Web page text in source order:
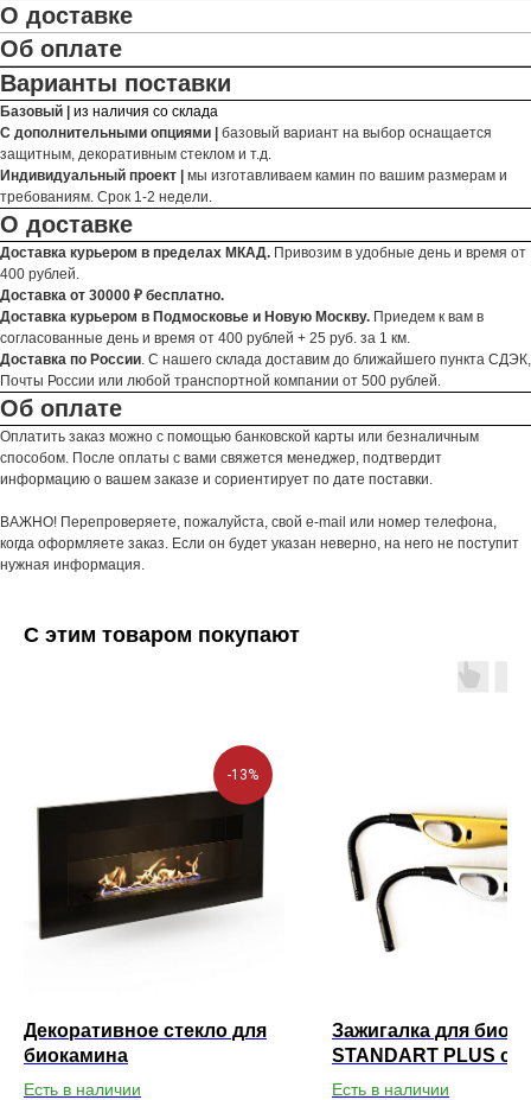
О доставке
Об оплате
Варианты поставки
Базовый | из наличия со склада
С дополнительными опциями | базовый вариант на выбор оснащается
защитным, декоративным стеклом и т.д.
Индивидуальный проект | мы изготавливаем камин по вашим размерам и
требованиям. Срок 1-2 недели.
О доставке
Доставка курьером в пределах МКАД. Привозим в удобные день и время от
400 рублей.
Доставка от 30000 ₽ бесплатно.
Доставка курьером в Подмосковье и Новую Москву. Приедем к вам в
согласованные день и время от 400 рублей + 25 руб. за 1 км.
Доставка по России . С нашего склада доставим до ближайшего пункта СДЭК,
Почты России или любой транспортной компании от 500 рублей.
Об оплате
Оплатить заказ можно с помощью банковской карты или безналичным
способом. После оплаты с вами свяжется менеджер, подтвердит
информацию о вашем заказе и сориентирует по дате поставки.
ВАЖНО! Перепроверяете, пожалуйста, свой e-mail или номер телефона,
когда оформляете заказ. Если он будет указан неверно, на него не поступит
нужная информация.
С этим товаром покупают
-13%
Декоративное стекло для
биокамина
Есть в наличии
Зажигалка для
STANDART PLUS с
носиком
Есть в наличии